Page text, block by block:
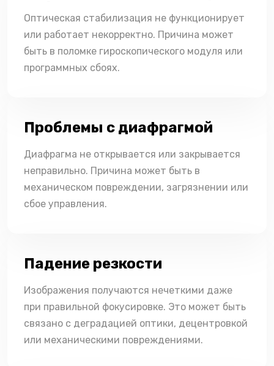
Оптическая стабилизация не функционирует
или работает некорректно. Причина может
быть в поломке гироскопического модуля или
программных сбоях.
Проблемы с диафрагмой
Диафрагма не открывается или закрывается
неправильно. Причина может быть в
механическом повреждении, загрязнении или
сбое управления.
Падение резкости
Изображения получаются нечеткими даже
при правильной фокусировке. Это может быть
связано с деградацией оптики, децентровкой
или механическими повреждениями.